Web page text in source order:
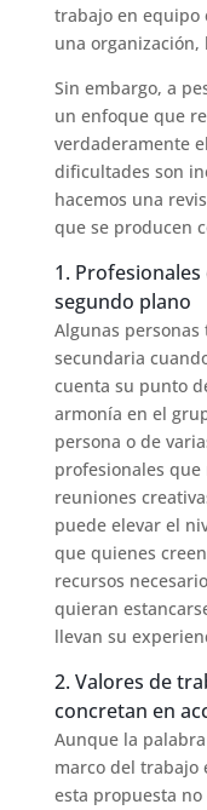
trabajo en equipo
una
Sin embargo, a
un enfoque que
verdaderamente
dificultades son
hacemos una
que se producen
1.
segundo plano
Algunas
secundaria
cuenta su punto
armonía en el
persona o de
profesionales que
reuniones
puede elevar el
que quienes
recursos
quieran
llevan su
2. Valores de
concretan en
Aunque la
marco del trabajo
esta propuesta